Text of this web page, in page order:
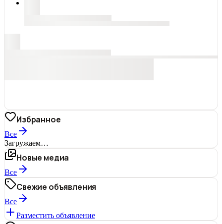
Избранное
Все
Загружаем…
Новые медиа
Все
Свежие объявления
Все
Разместить объявление